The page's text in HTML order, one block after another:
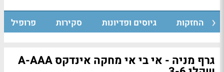
החזקות גיוסים ופדיונות סקירות פרופיל
גרף מניה - אי בי אי מחקה אינדקס A-AAA